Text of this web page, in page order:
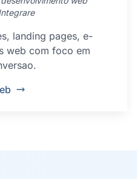
landing pages, e-
web com foco em